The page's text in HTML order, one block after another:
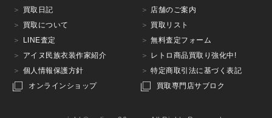
買取日記
店舗のご案内
買取について
買取リスト
LINE査定
無料査定フォーム
アイヌ民族衣装作家紹介
レトロ商品買取り強化中!
個人情報保護方針
特定商取引法に基づく表記
オンラインショップ
買取専門店サブロク